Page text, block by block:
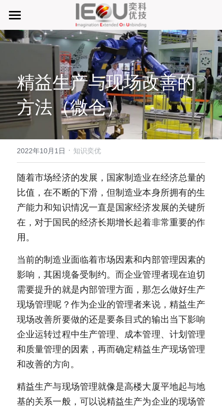
首页
D系微仓（热销）
产品与服务
单元智能化
单元智慧化
6S精益管理必备品
行业应用及案列
MRO工业物料智能化管理
手机平板智能存储
废旧家电拆解解决方案
商超快递配送解决方案
关于奕优
公司介绍
知识奕优
Lean Manufacturing（精益生产和管理）
服务模式
联系我们
搜索
精益生产与现场改善的
方法（微仓）
2022年10月1日 · 知识奕优
随着市场经济的发展，国家制造业在经济总量的
比值，在不断的下滑，但制造业本身所拥有的生
产能力和知识情况一直是国家经济发展的关键所
在，对于国民的经济长期增长起着非常重要的作
用。
当前的制造业面临着市场因素和内部管理因素的
影响，其困境备受制约。而企业管理者现在迫切
需要提升的就是内部管理方面，那怎么做好生产
现场管理呢？作为企业的管理者来说，精益生产
现场改善所要做的还是要条目式的输出当下影响
企业运转过程中生产管理、成本管理、计划管理
和质量管理的因素，再而确定精益生产现场管理
和改善的方向。
精益生产与现场管理就像是高楼大厦平地起与地
基的关系一般，可以说精益生产为企业的现场管